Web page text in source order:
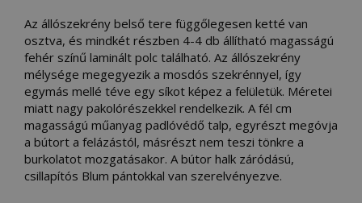
Az állószekrény belső tere függőlegesen ketté van
osztva, és mindkét részben 4-4 db állítható magasságú
fehér színű laminált polc található. Az állószekrény
mélysége megegyezik a mosdós szekrénnyel, így
egymás mellé téve egy síkot képez a felületük. Méretei
miatt nagy pakolórészekkel rendelkezik. A fél cm
magasságú műanyag padlóvédő talp, egyrészt megóvja
a bútort a felázástól, másrészt nem teszi tönkre a
burkolatot mozgatásakor. A bútor halk záródású,
csillapítós Blum pántokkal van szerelvényezve.